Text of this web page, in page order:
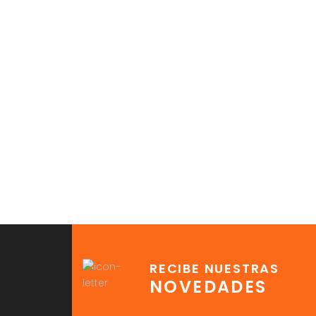
RECIBE NUESTRAS
NOVEDADES